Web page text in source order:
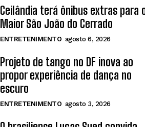
Ceilândia terá ônibus extras para
Maior São João do Cerrado
ENTRETENIMENTO agosto 6, 2026
Projeto de tango no DF inova ao
propor experiência de dança no
escuro
ENTRETENIMENTO agosto 3, 2026